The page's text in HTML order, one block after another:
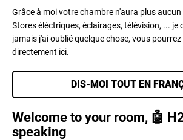
Grâce à moi votre chambre n'aura plus
Stores éléctriques, éclairages, télévision, ... je
jamais j'ai oublié quelque chose, vous
directement ici.
DIS-MOI TOUT EN
Welcome to your room, 🤖
speaking